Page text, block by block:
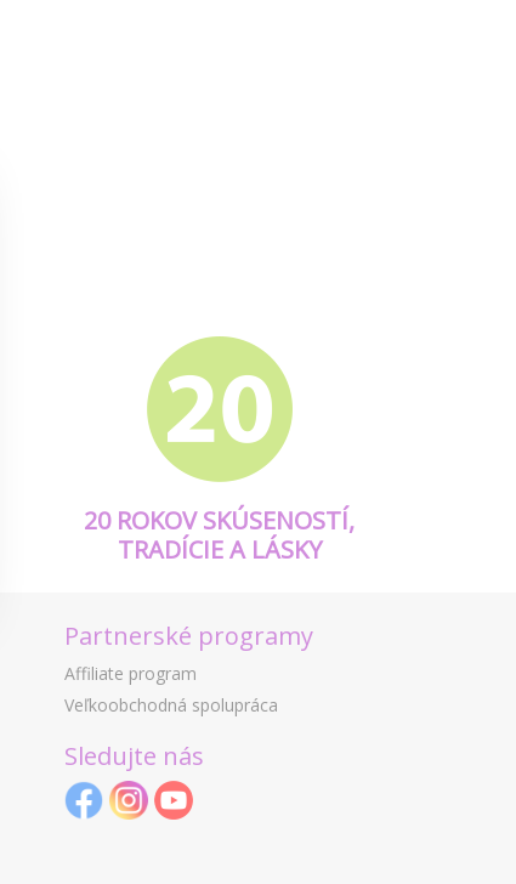
20 ROKOV SKÚSENOSTÍ,
TRADÍCIE A LÁSKY
Partnerské programy
Affiliate program
Veľkoobchodná spolupráca
Sledujte nás